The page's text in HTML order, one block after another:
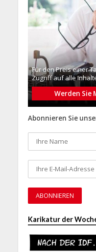
Für den Preis einer
Zugriff auf alle
Werden Sie
Abonnieren Sie
Karikatur der